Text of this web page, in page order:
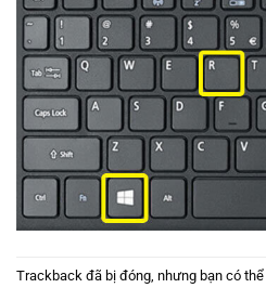
Trackback đã bị đóng, nhưng bạn có thể